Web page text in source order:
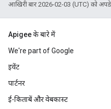
आखिरी बार 2026-02-03 (UTC) को
Apigee के बारे में
We're part of Google
इवेंट
पार्टनर
ई-किताबें और वेबकास्ट